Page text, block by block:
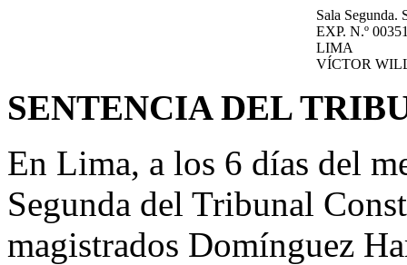
Sala Segunda.
EXP. N.º
LIMA
VÍCTOR
SENTENCIA DEL
En Lima, a los 6 días del
Segunda del Tribunal
magistrados Domínguez